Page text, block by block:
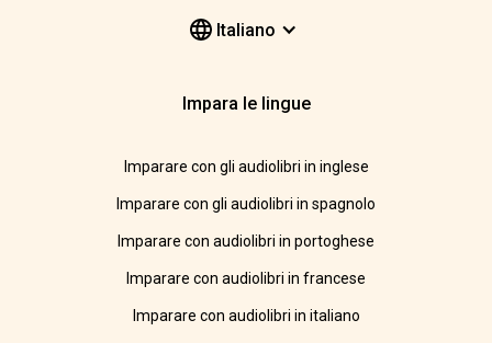
Italiano
Impara le lingue
Imparare con gli audiolibri in inglese
Imparare con gli audiolibri in spagnolo
Imparare con audiolibri in portoghese
Imparare con audiolibri in francese
Imparare con audiolibri in italiano